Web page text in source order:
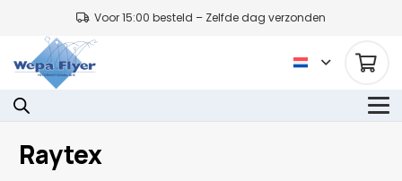
Voor 15:00 besteld – Zelfde dag verzonden
Raytex